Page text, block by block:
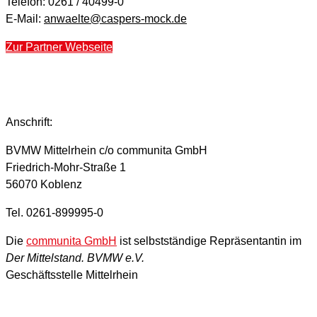
E-Mail: anwaelte@caspers-mock.de
Zur Partner Webseite
Anschrift:
BVMW Mittelrhein c/o communita GmbH
Friedrich-Mohr-Straße 1
56070 Koblenz
Tel. 0261-899995-0
Die communita GmbH ist selbstständige Repräsentantin im
Der Mittelstand. BVMW e.V.
Geschäftsstelle Mittelrhein